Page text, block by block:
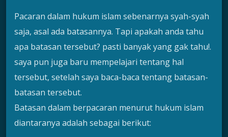
Pacaran dalam hukum islam sebenarnya syah-syah
saja, asal ada batasannya. Tapi apakah anda tahu
apa batasan tersebut? pasti banyak yang gak tahu!.
saya pun juga baru mempelajari tentang hal
tersebut, setelah saya baca-baca tentang batasan-
batasan tersebut.
Batasan dalam berpacaran menurut hukum islam
diantaranya adalah sebagai berikut: